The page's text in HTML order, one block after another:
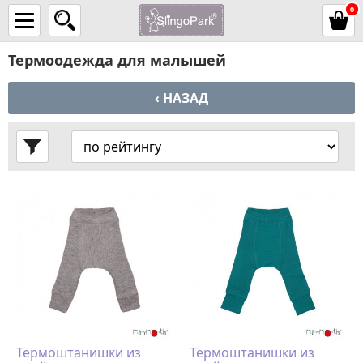
0
Термоодежда для малышей
‹ НАЗАД
Термоштанишки из
Термоштанишки из